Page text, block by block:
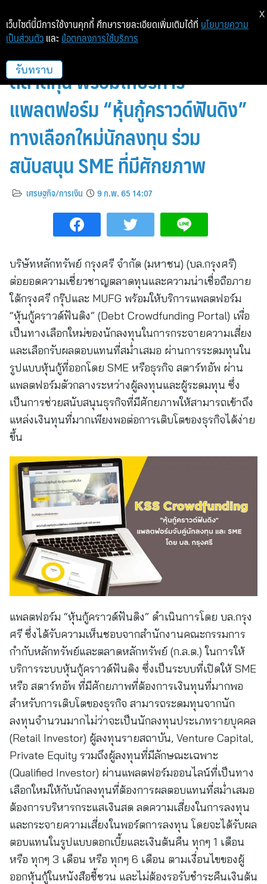
บล.กรุงศรี ต่อยอดความเชี่ยวชาญ
ตลาดทุน พร้อมให้บริการ
แพลตฟอร์ม “หุ้นกู้คราวด์ฟันดิง”
ทางเลือกใหม่นักลงทุน ร่วม
สนับสนุน SME ที่มีศักยภาพ
เศรษฐกิจ/การเงิน 9 ก.พ. 65 14:07
บริษัทหลักทรัพย์ กรุงศรี จำกัด (มหาชน) (บล.กรุงศรี)
ต่อยอดความเชี่ยวชาญตลาดทุนและความน่าเชื่อถือภาย
ใต้กรุงศรี กรุ๊ปและ MUFG พร้อมให้บริการแพลตฟอร์ม
“หุ้นกู้คราวด์ฟันดิง” (Debt Crowdfunding Portal) เพื่อ
เป็นทางเลือกใหม่ของนักลงทุนในการกระจายความเสี่ยง
และเลือกรับผลตอบแทนที่สม่ำเสมอ ผ่านการระดมทุนใน
รูปแบบหุ้นกู้ที่ออกโดย SME หรือธุรกิจ สตาร์ทอัพ ผ่าน
แพลตฟอร์มตัวกลางระหว่างผู้ลงทุนและผู้ระดมทุน ซึ่ง
เป็นการช่วยสนับสนุนธุรกิจที่มีศักยภาพให้สามารถเข้าถึง
แหล่งเงินทุนที่มากเพียงพอต่อการเติบโตของธุรกิจได้ง่าย
ขึ้น
แพลตฟอร์ม “หุ้นกู้คราวด์ฟันดิง” ดำเนินการโดย บล.กรุง
ศรี ซึ่งได้รับความเห็นชอบจากสำนักงานคณะกรรมการ
กำกับหลักทรัพย์และตลาดหลักทรัพย์ (ก.ล.ต.) ในการให้
บริการระบบหุ้นกู้คราวด์ฟันดิง ซึ่งเป็นระบบที่เปิดให้ SME
หรือ สตาร์ทอัพ ที่มีศักยภาพที่ต้องการเงินทุนที่มากพอ
สำหรับการเติบโตของธุรกิจ สามารถระดมทุนจากนัก
ลงทุนจำนวนมากไม่ว่าจะเป็นนักลงทุนประเภทรายบุคคล
(Retail Investor) ผู้ลงทุนรายสถาบัน, Venture Capital,
Private Equity รวมถึงผู้ลงทุนที่มีลักษณะเฉพาะ
(Qualified Investor) ผ่านแพลตฟอร์มออนไลน์ที่เป็นทาง
เลือกใหม่ให้กับนักลงทุนที่ต้องการผลตอบแทนที่สม่ำเสมอ
ต้องการบริหารกระแสเงินสด ลดความเสี่ยงในการลงทุน
และกระจายความเสี่ยงในพอร์ตการลงทุน โดยจะได้รับผล
ตอบแทนในรูปแบบดอกเบี้ยและเงินต้นคืน ทุกๆ 1 เดือน
หรือ ทุกๆ 3 เดือน หรือ ทุกๆ 6 เดือน ตามเงื่อนไขของผู้
ออกหุ้นกู้ในหนังสือชี้ชวน และไม่ต้องรอรับชำระคืนเงินต้น
เว็บไซต์นี้มีการใช้งานคุกกี้ ศึกษารายละเอียดเพิ่มเติมได้ที่ นโยบายความ
เป็นส่วนตัว และ ข้อตกลงการใช้บริการ
รับทราบ
X